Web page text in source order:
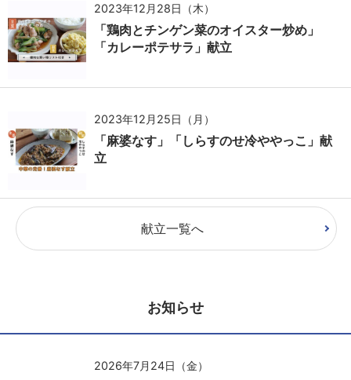
2023年12月28日（木）
「鶏肉とチンゲン菜のオイスター炒め」
「カレーポテサラ」献立
2023年12月25日（月）
「麻婆なす」「しらすのせ冷ややっこ」献
立
献立一覧へ
お知らせ
2026年7月24日（金）